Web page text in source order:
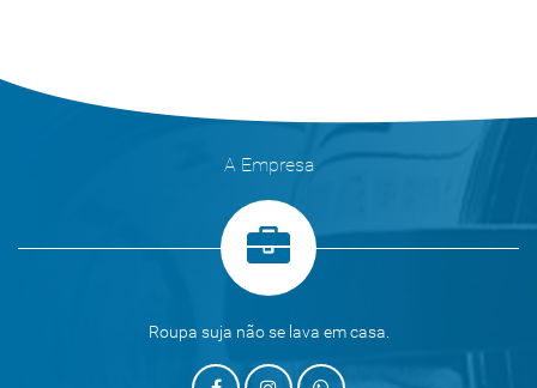
A Empresa
Roupa suja não se lava em casa.